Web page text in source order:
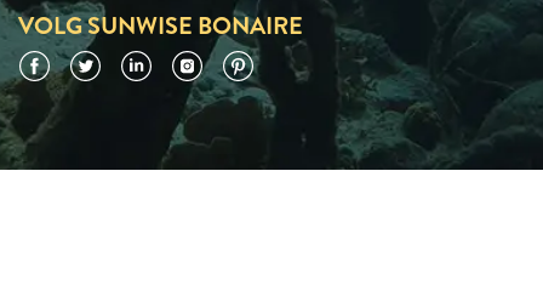
VOLG SUNWISE BONAIRE